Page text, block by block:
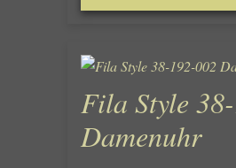
Fila Style
Damenuhr